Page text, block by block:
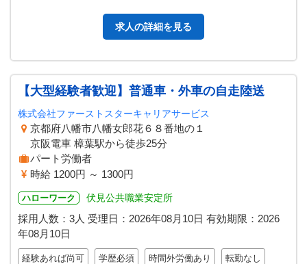
求人の詳細を見る
【大型経験者歓迎】普通車・外車の自走陸送
株式会社ファーストスターキャリアサービス
京都府八幡市八幡女郎花６８番地の１
京阪電車 樟葉駅から徒歩25分
パート労働者
時給 1200円 ～ 1300円
ハローワーク 伏見公共職業安定所
採用人数：3人 受理日： 2026年08月10日 有効期限： 2026
年08月10日
経験あれば尚可 学歴必須 時間外労働あり 転勤なし